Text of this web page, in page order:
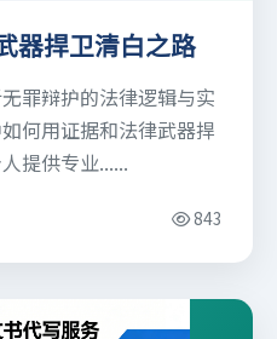
器捍卫清白之路
罪辩护的法律逻辑与实
何用证据和法律武器捍
提供专业......
843